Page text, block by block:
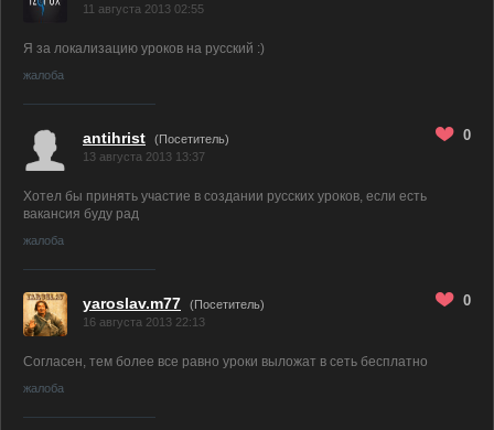
11 августа 2013 02:55
Я за локализацию уроков на русский :)
жалоба
antihrist
(Посетитель)
13 августа 2013 13:37
0
Хотел бы принять участие в создании русских уроков, если есть
вакансия буду рад
жалоба
yaroslav.m77
(Посетитель)
16 августа 2013 22:13
0
Согласен, тем более все равно уроки выложат в сеть бесплатно
жалоба